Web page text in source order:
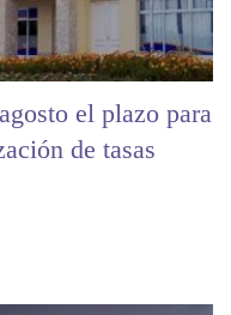
el plazo para
de tasas